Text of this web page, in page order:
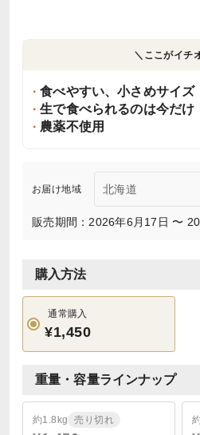
＼ここがイチ
食べやすい、小さめサイズ
生で食べられるのは今だけ
農薬不使用
お届け地域
販売期間：2026年6月17日 〜
購入方法
通常購入
¥1,450
重量・容量ラインナップ
約1.8kg 売り切れ